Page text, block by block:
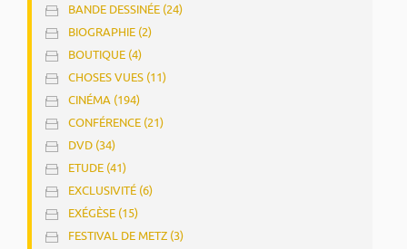
BANDE DESSINÉE (24)
BIOGRAPHIE (2)
BOUTIQUE (4)
CHOSES VUES (11)
CINÉMA (194)
CONFÉRENCE (21)
DVD (34)
ETUDE (41)
EXCLUSIVITÉ (6)
EXÉGÈSE (15)
FESTIVAL DE METZ (3)